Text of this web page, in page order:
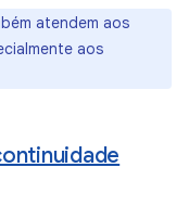
atendem aos
aos